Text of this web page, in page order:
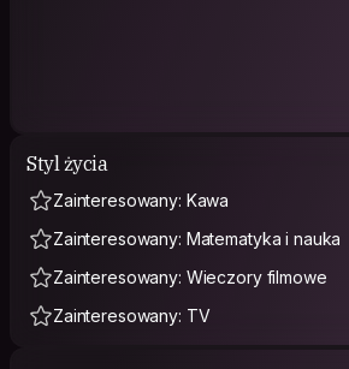
Styl życia
Zainteresowany: Kawa
Zainteresowany: Matematyka i nauka
Zainteresowany: Wieczory filmowe
Zainteresowany: TV